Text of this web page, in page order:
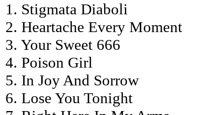
1. Stigmata Diaboli
2. Heartache Every Moment
3. Your Sweet 666
4. Poison Girl
5. In Joy And Sorrow
6. Lose You Tonight